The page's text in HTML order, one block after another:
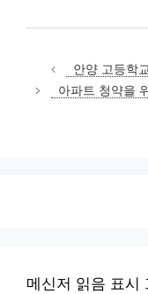
안양 고등학
아파트 청약을
메신저 읽음 표시